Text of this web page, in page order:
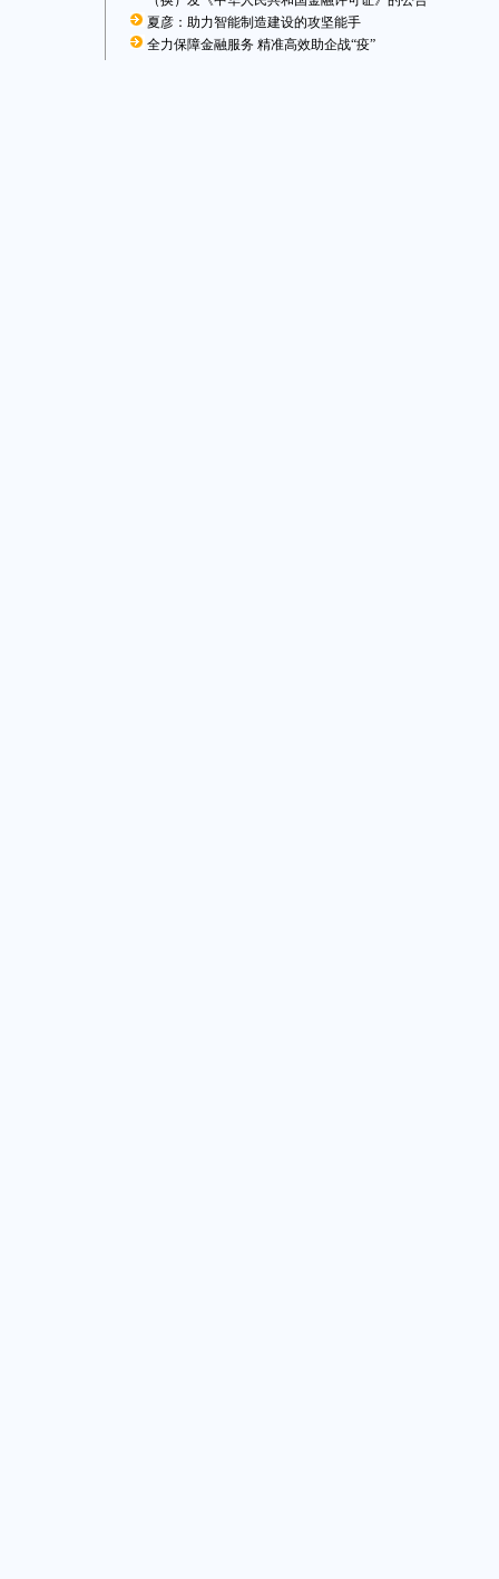
夏彦：助力智能制造建设的攻坚能手
全力保障金融服务 精准高效助企战“疫”